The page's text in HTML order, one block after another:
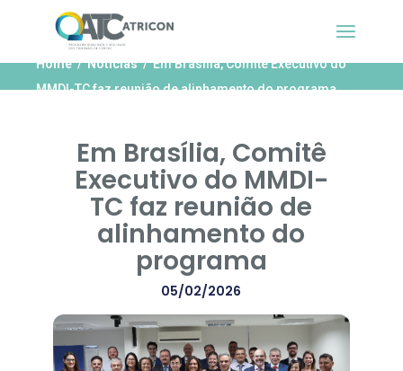
Home Notícias
Em Brasília, Comitê Executivo do
MMDI-TC faz reunião de alinhamento do programa
Em Brasília, Comitê
Executivo do MMDI-
TC faz reunião de
alinhamento do
programa
05/02/2026